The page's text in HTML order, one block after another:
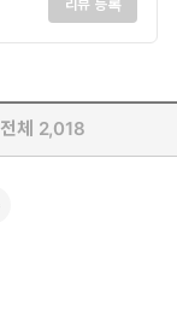
리뷰 등록
전체 2,018